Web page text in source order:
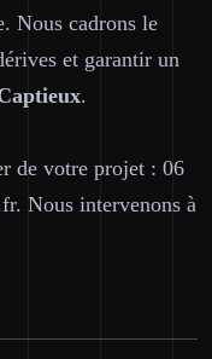
Nous cadrons le
et garantir un
.
de votre projet : 06
Nous intervenons à